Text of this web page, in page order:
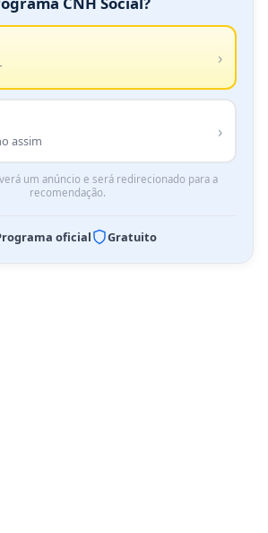
›
assim ›
um anúncio e será redirecionado para a
recomendação.
oficial Gratuito